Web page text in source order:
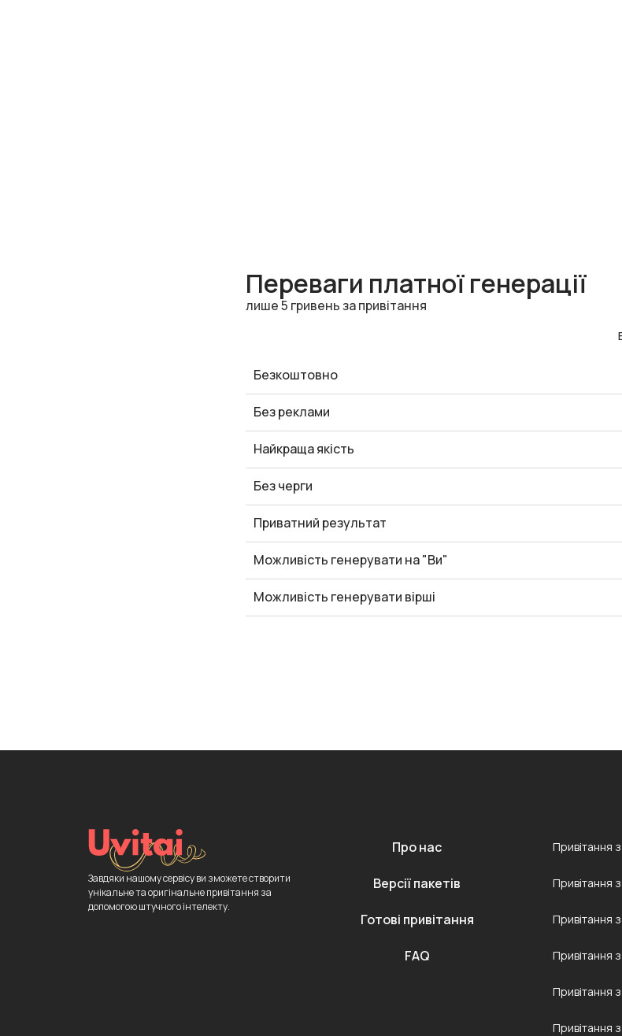
Переваги платної генерації
лише 5 гривень за привітання
Безкоштовно
Без реклами
Найкраща якість
Без черги
Приватний результат
Можливість генерувати на "Ви"
Можливість генерувати вірші
Завдяки нашому сервісу ви зможете створити
унікальне та оригінальне привітання за
допомогою штучного інтелекту.
Про нас
Версії пакетів
Готові привітання
FAQ
Привітання
Привітання
Привітання
Привітання
Привітання
Привітання